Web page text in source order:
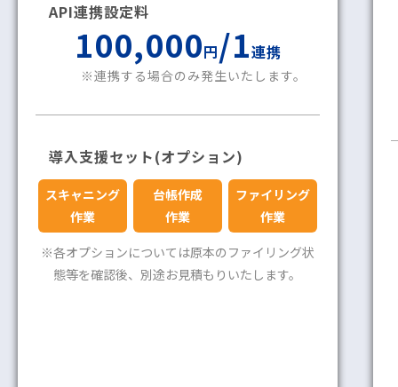
API連携設定料
100,000円/1連携
※連携する場合のみ発生いたします。
導入支援セット(オプション)
スキャニング
作業
台帳作成
作業
ファイリング
作業
※各オプションについては原本のファイリング状
態等を確認後、別途お⾒積もりいたします。